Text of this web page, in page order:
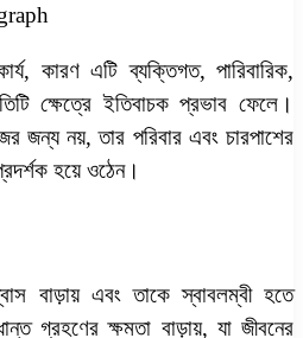
কারণ এটি ব্যক্তিগত, পারিবারিক,
ক্ষেত্রে ইতিবাচক প্রভাব ফেলে।
জন্য নয়, তার পরিবার এবং চারপাশের
হয়ে ওঠেন।
বাড়ায় এবং তাকে স্বাবলম্বী হতে
গ্রহণের ক্ষমতা বাড়ায়, যা জীবনের